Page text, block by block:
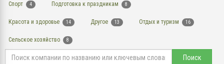
Спорт 4 Подготовка к праздникам 8
Красота и здоровье 14 Другое 13 Отдых и туризм 16
Сельское хозяйство 8
Поиск